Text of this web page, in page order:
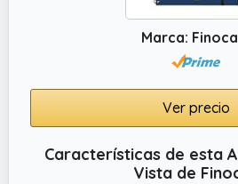
diseñado para integrarse
planificador con vista
lunes a domingo) e
¡Añade tu diarios Smart
Marca:
Ver precio
Características de esta
Vista de